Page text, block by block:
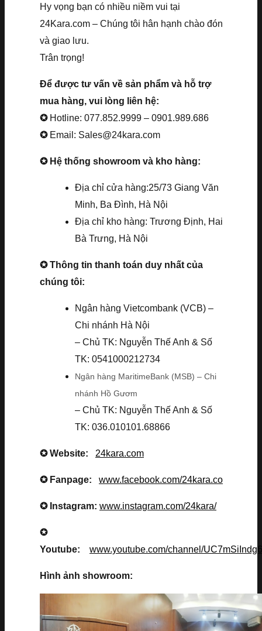
Hy vọng bạn có nhiều niềm vui tại
24Kara.com – Chúng tôi hân hạnh chào đón
và giao lưu.
Trân trọng!
Để được tư vấn về sản phẩm và hỗ trợ
mua hàng, vui lòng liên hệ:
✪ Hotline: 077.852.9999 – 0901.989.686
✪ Email: Sales@24kara.com
✪ Hệ thống showroom và kho hàng:
Địa chỉ cửa hàng:25/73 Giang Văn
Minh, Ba Đình, Hà Nội
Địa chỉ kho hàng: Trương Định, Hai
Bà Trưng, Hà Nội
✪ Thông tin thanh toán duy nhất của
chúng tôi:
Ngân hàng Vietcombank (VCB) –
Chi nhánh Hà Nội
– Chủ TK: Nguyễn Thế Anh & Số
TK: 0541000212734
Ngân hàng MaritimeBank (MSB) – Chi
nhánh Hồ Gươm
– Chủ TK: Nguyễn Thế Anh & Số
TK: 036.010101.68866
✪ Website: 24kara.com
✪ Fanpage: www.facebook.com/24kara.co
✪ Instagram: www.instagram.com/24kara/
✪
Youtube: www.youtube.com/channel/
Hình ảnh showroom: